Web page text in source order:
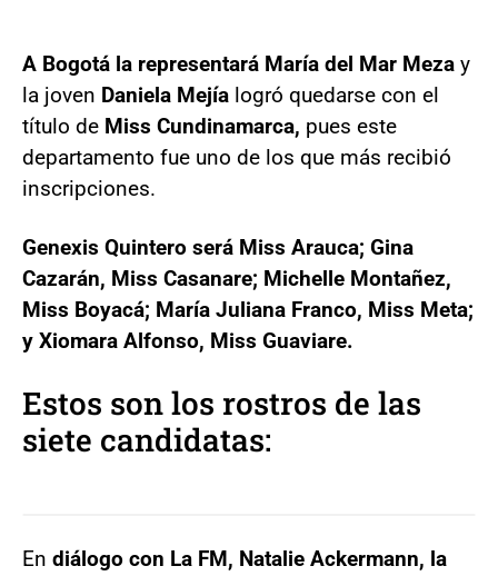
A Bogotá la representará María del Mar Meza y
la joven Daniela Mejía logró quedarse con el
título de Miss Cundinamarca, pues este
departamento fue uno de los que más recibió
inscripciones.
Genexis Quintero será Miss Arauca; Gina
Cazarán, Miss Casanare; Michelle Montañez,
Miss Boyacá; María Juliana Franco, Miss Meta;
y Xiomara Alfonso, Miss Guaviare.
Estos son los rostros de las
siete candidatas:
En diálogo con La FM, Natalie Ackermann, la